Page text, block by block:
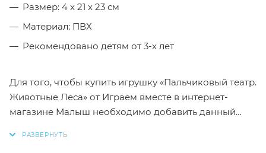
Размер: 4 x 21 x 23 см
Материал: ПВХ
Рекомендовано детям от 3-х лет
Для того, чтобы купить игрушку «Пальчиковый театр.
Животные Леса» от Играем вместе в интернет-
магазине Малыш необходимо добавить данный